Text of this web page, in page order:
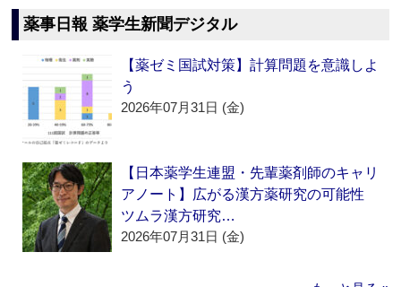
薬事日報 薬学生新聞デジタル
【薬ゼミ国試対策】計算問題を意識しよ
う
2026年07月31日 (金)
【日本薬学生連盟・先輩薬剤師のキャリ
アノート】広がる漢方薬研究の可能性
ツムラ漢方研究…
2026年07月31日 (金)